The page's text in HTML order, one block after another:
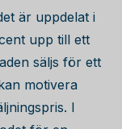
är uppdelat i
upp till ett
säljs för ett
motivera
I